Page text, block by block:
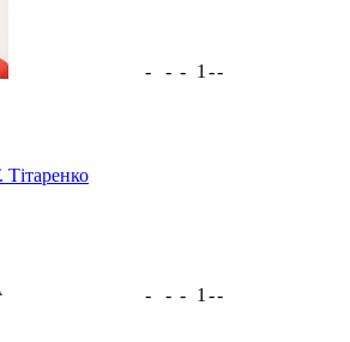
Тітаренко
- - - 1 --
- - - 1 --